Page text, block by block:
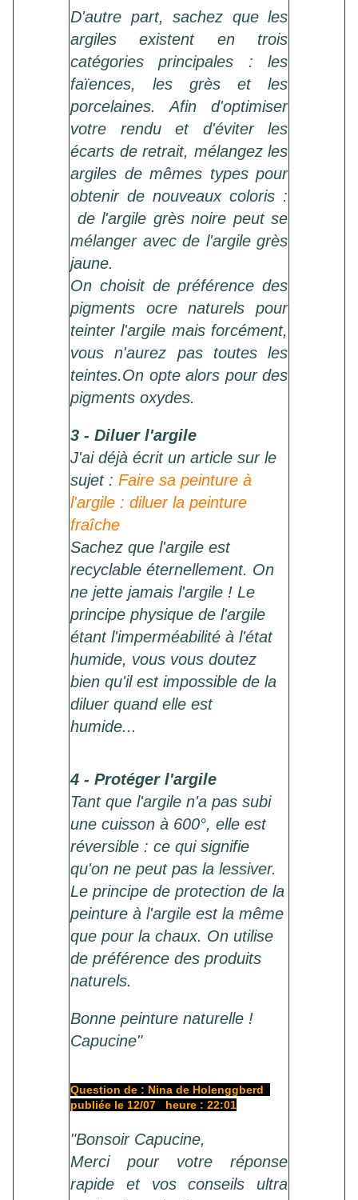
D'autre part, sachez que les
argiles existent en trois
catégories principales : les
faïences, les grès et les
porcelaines. Afin d'optimiser
votre rendu et d'éviter les
écarts de retrait, mélangez les
argiles de mêmes types pour
obtenir de nouveaux coloris :
de l'argile grès noire peut se
mélanger avec de l'argile grès
jaune.
On choisit de préférence des
pigments ocre naturels pour
teinter l'argile mais forcément,
vous n'aurez pas toutes les
teintes.On opte alors pour des
pigments oxydes.
3 - Diluer l'argile
J'ai déjà écrit un article sur le
sujet : Faire sa peinture à
l'argile : diluer la peinture
fraîche
Sachez que l'argile est
recyclable éternellement. On
ne jette jamais l'argile ! Le
principe physique de l'argile
étant l'imperméabilité à l'état
humide, vous vous doutez
bien qu'il est impossible de la
diluer quand elle est
humide...
4 - Protéger l'argile
Tant que l'argile n'a pas subi
une cuisson à 600°, elle est
réversible : ce qui signifie
qu'on ne peut pas la lessiver.
Le principe de protection de la
peinture à l'argile est la même
que pour la chaux. On utilise
de préférence des produits
naturels.
Bonne peinture naturelle !
Capucine"
Question de : Nina de Holenggberd
publiée le 12/07 heure : 22:01
"Bonsoir Capucine,
Merci pour votre réponse
rapide et vos conseils ultra